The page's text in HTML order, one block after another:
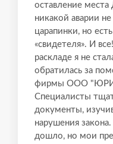
оставление
никакой аварии
царапинки, но
«свидетеля». И
раскладе я не
обратилась за
фирмы ООО
Специалисты
документы,
нарушения
дошло, но мои